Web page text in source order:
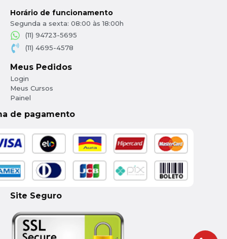
Horário de funcionamento
Segunda a sexta: 08:00 às 18:00h
(11) 94723-5695
(11) 4695-4578
Meus Pedidos
Login
Meus Cursos
Painel
de pagamento
Site Seguro